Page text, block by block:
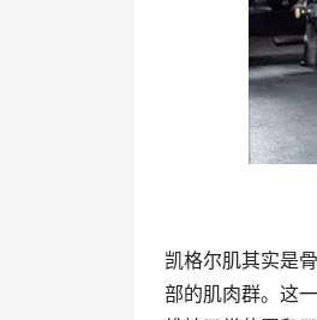
凯格尔肌其实是
部的肌肉群。这